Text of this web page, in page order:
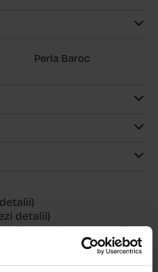
Perla Baroc
detalii)
Bucuresti(vezi detalii)